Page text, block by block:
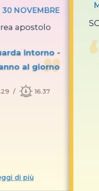
30 NOVEMBRE
apostolo
intorno -
al giorno
16.37
di più